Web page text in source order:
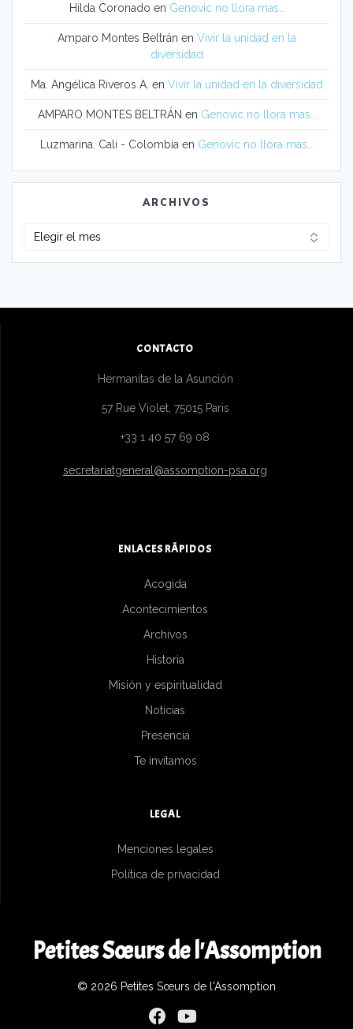
Hilda Coronado en Genovic no llora mas…
Amparo Montes Beltrán en Vivir la unidad en la
diversidad
Ma. Angélica Riveros A. en Vivir la unidad en la diversidad
AMPARO MONTES BELTRÁN en Genovic no llora mas…
Luzmarina. Cali - Colombia en Genovic no llora mas…
ARCHIVOS
CONTACTO
Hermanitas de la Asunción
57 Rue Violet, 75015 Paris
+33 1 40 57 69 08
secretariatgeneral@assomption-psa.org
ENLACES RÁPIDOS
Acogida
Acontecimientos
Archivos
Historia
Misión y espiritualidad
Noticias
Presencia
Te invitamos
LEGAL
Menciones legales
Política de privacidad
Petites Sœurs de l'Assomption
© 2026 Petites Sœurs de l'Assomption